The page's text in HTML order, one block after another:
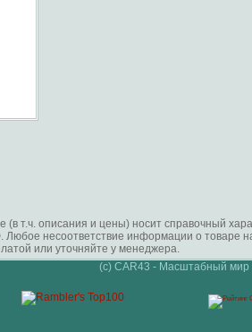
(в т.ч. описания и цены) носит справочный
Любое несоответствие информации о
или уточняйте у менеджера.
(c) CAR43 - Масштабный мир